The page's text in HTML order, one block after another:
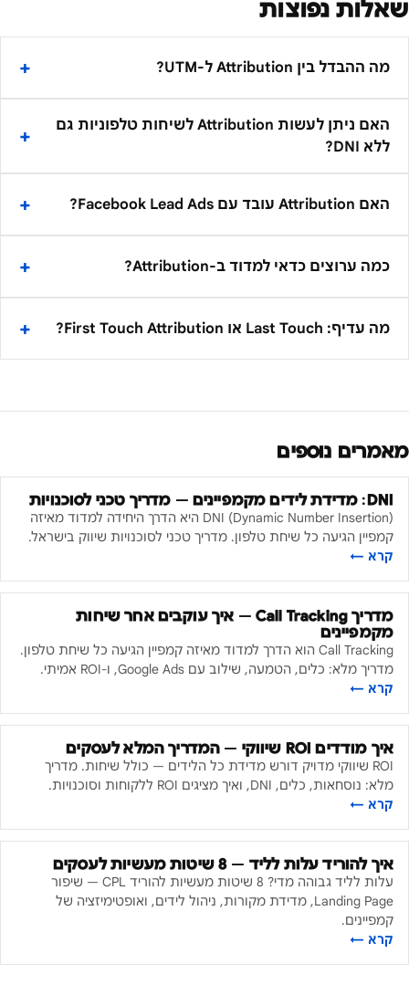
שאלות נפוצות
מה ההבדל בין Attribution ל-UTM?
האם ניתן לעשות Attribution לשיחות טלפוניות גם
ללא DNI?
האם Attribution עובד עם Facebook Lead Ads?
כמה ערוצים כדאי למדוד ב-Attribution?
מה עדיף: Last Touch או First Touch Attribution?
מאמרים נוספים
DNI: מדידת לידים מקמפיינים — מדריך טכני לסוכנויות
DNI (Dynamic Number Insertion) היא הדרך היחידה למדוד מאיזה
קמפיין הגיעה כל שיחת טלפון. מדריך טכני לסוכנויות שיווק בישראל.
קרא ←
מדריך Call Tracking — איך עוקבים אחר שיחות
מקמפיינים
Call Tracking הוא הדרך למדוד מאיזה קמפיין הגיעה כל שיחת טלפון.
מדריך מלא: כלים, הטמעה, שילוב עם Google Ads, ו-ROI אמיתי.
קרא ←
איך מודדים ROI שיווקי — המדריך המלא לעסקים
ROI שיווקי מדויק דורש מדידת כל הלידים — כולל שיחות. מדריך
מלא: נוסחאות, כלים, DNI, ואיך מציגים ROI ללקוחות וסוכנויות.
קרא ←
איך להוריד עלות לליד — 8 שיטות מעשיות לעסקים
עלות לליד גבוהה מדי? 8 שיטות מעשיות להוריד CPL — שיפור
Landing Page, מדידת מקורות, ניהול לידים, ואופטימיזציה של
קמפיינים.
קרא ←